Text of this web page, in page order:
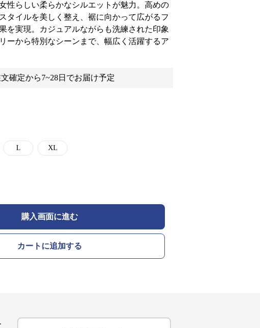
性らしい柔らかなシルエットが魅力。高めの
タイルを美しく整え、裾に向かって広がるフ
を実現。カジュアルながらも洗練された印象
ーから特別なシーンまで、幅広く活躍するア
文確定から7~28日でお届け予定
L XL
購入画面に進む
カートに追加する